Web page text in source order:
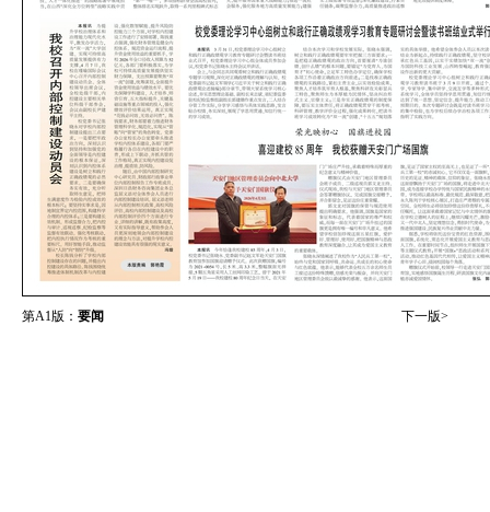
第A1版： 要闻 下一版>